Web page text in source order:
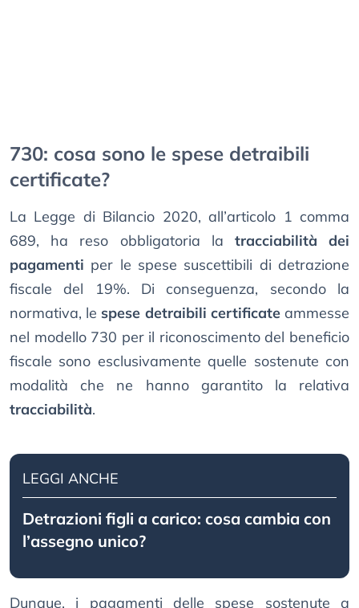
730: cosa sono le spese detraibili
certificate?
La Legge di Bilancio 2020, all’articolo 1 comma
689, ha reso obbligatoria la tracciabilità dei
pagamenti per le spese suscettibili di detrazione
fiscale del 19%. Di conseguenza, secondo la
normativa, le spese detraibili certificateammesse
nel modello 730 per il riconoscimento del beneficio
fiscale sono esclusivamente quelle sostenute con
modalità che ne hanno garantito la relativa
tracciabilità.
LEGGI ANCHE
Detrazioni figli a carico: cosa cambia con
l’assegno unico?
Dunque, i pagamenti delle spese sostenute a